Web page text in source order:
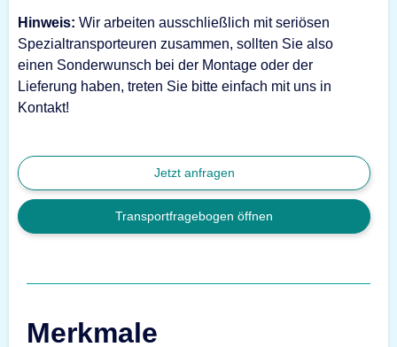
Hinweis: Wir arbeiten ausschließlich mit seriösen
Spezialtransporteuren zusammen, sollten Sie also
einen Sonderwunsch bei der Montage oder der
Lieferung haben, treten Sie bitte einfach mit uns in
Kontakt!
Jetzt anfragen
Transportfragebogen öffnen
Merkmale